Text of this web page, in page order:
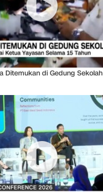
Ditemukan di Gedung Sekolah